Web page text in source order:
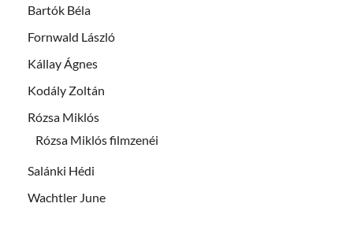
Bartók Béla
Fornwald László
Kállay Ágnes
Kodály Zoltán
Rózsa Miklós
Rózsa Miklós filmzenéi
Salánki Hédi
Wachtler June